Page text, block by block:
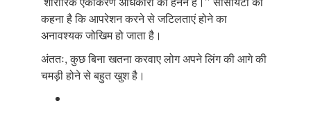
कहना है कि आपरेशन करने से जटिलताएं होने का
अनावश्यक जोखिम हो जाता है।
अंततः, कुछ बिना खतना करवाए लोग अपने लिंग की आगे की
चमड़ी होने से बहुत खुश है।